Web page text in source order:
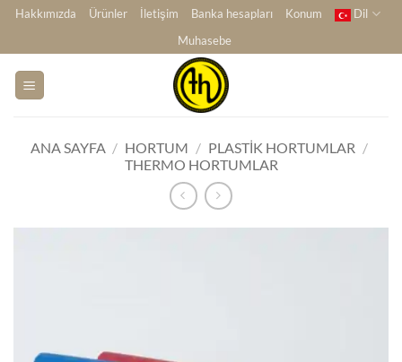
İçeriğe
Hakkımızda Ürünler İletişim Banka hesapları Konum
Dil
Muhasebe
ANA SAYFA / HORTUM / PLASTIK HORTUMLAR /
THERMO HORTUMLAR